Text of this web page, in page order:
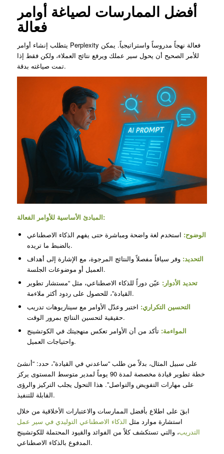
أفضل الممارسات لصياغة أوامر
فعالة
يتطلب إنشاء أوامر Perplexity فعالة نهجاً مدروساً واستراتيجياً. يمكن
للأمر الصحيح أن يحول سير عملك ويرفع نتائج العملاء، ولكن فقط إذا
تمت صياغته بدقة.
المبادئ الأساسية للأوامر الفعالة:
الوضوح: استخدم لغة واضحة ومباشرة حتى يفهم الذكاء الاصطناعي
بالضبط ما تريده.
التحديد: وفر سياقاً مفصلاً والنتائج المرجوة، مع الإشارة إلى أهداف
العميل أو موضوعات الجلسة.
تحديد الأدوار: عيّن دوراً للذكاء الاصطناعي، مثل “مستشار تطوير
القيادة”، للحصول على ردود أكثر ملاءمة.
التحسين التكراري: اختبر وعدّل الأوامر مع سيناريوهات تدريب
حقيقية لتحسين النتائج بمرور الوقت.
المواءمة: تأكد من أن الأوامر تعكس منهجيتك في الكوتشينج
واحتياجات العميل.
على سبيل المثال، بدلاً من طلب “ساعدني في القيادة”، حدد: “أنشئ
خطة تطوير قيادة مخصصة لمدة 90 يوماً لمدير متوسط المستوى يركز
على مهارات التفويض والتواصل”. هذا التحول يجلب التركيز والرؤى
القابلة للتنفيذ.
ابقَ على اطلاع بأفضل الممارسات والاعتبارات الأخلاقية من خلال
استشارة موارد مثل الذكاء الاصطناعي التوليدي في سير عمل
التدريب، والتي تستكشف كلاً من الفوائد والقيود المحتملة للكوتشينج
المدفوع بالذكاء الاصطناعي.